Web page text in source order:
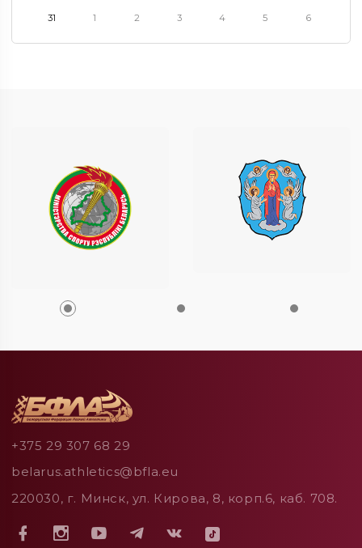
31 1 2 3 4 5 6
+375 29 307 68 29
belarus.athletics@bfla.eu
220030, г. Минск, ул. Кирова, 8, корп.6, каб. 708.